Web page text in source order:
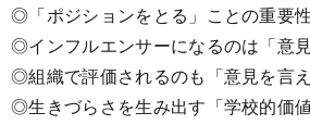
◎「ポジションをとる」ことの重要性
◎インフルエンサーになるのは「意見
◎組織で評価されるのも「意見を言え
◎生きづらさを生み出す「学校的価